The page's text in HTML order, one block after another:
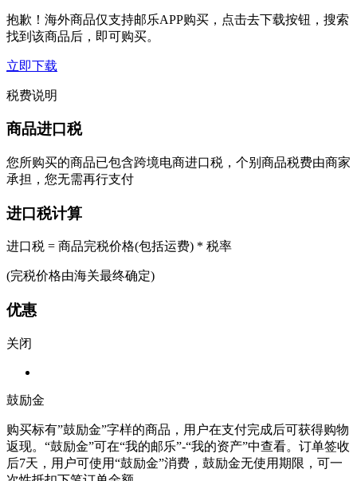
抱歉！海外商品仅支持邮乐APP购买，点击去下载按钮，搜索
找到该商品后，即可购买。
立即下载
税费说明
商品进口税
您所购买的商品已包含跨境电商进口税，个别商品税费由商家
承担，您无需再行支付
进口税计算
进口税 = 商品完税价格(包括运费) * 税率
(完税价格由海关最终确定)
优惠
关闭
鼓励金
购买标有”鼓励金”字样的商品，用户在支付完成后可获得购物
返现。“鼓励金”可在“我的邮乐”-“我的资产”中查看。订单签收
后7天，用户可使用“鼓励金”消费，鼓励金无使用期限，可一